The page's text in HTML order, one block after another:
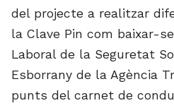
del projecte a realitzar
la Clave Pin com baixar-
Laboral de la Seguretat
Esborrany de la Agència
punts del carnet de